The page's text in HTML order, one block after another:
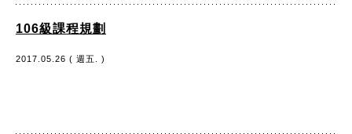
106級課程規劃
2017.05.26 ( 週五. )